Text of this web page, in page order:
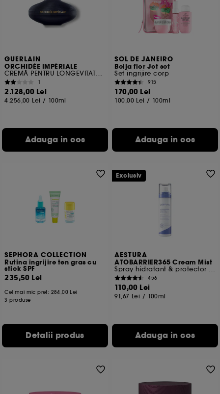
GUERLAIN
ORCHIDÉE IMPÉRIALE
CREMĂ PENTRU LONGEVITATE REFILL
1
2.128,00 Lei
4.256,00 Lei / 100ml
Adauga in cos
SOL DE JANEIRO
Beija flor Jet set
Set ingrijire corp
915
170,00 Lei
100,00 Lei / 100ml
Adauga in cos
SEPHORA COLLECTION
Rutina ingrijire ten gras cu
stick SPF
235,50 Lei
Cel mai mic pret: 284,00 Lei
3 produse
Detalii produs
AESTURA
ATOBARRIER365 Cream Mist
Spray hidratant & protector pentru bariera cutanata
456
110,00 Lei
91,67 Lei / 100ml
Adauga in cos
Exclusiv
Cu exceptia cookie-urilor tehnice, plasarea si citirea
celorlalte necesita acordul tau. Poti sa iti personalizezi
alegerile privind plasarea acestor cookies folosind
toate". Poti alege sa iti modifici preferintele oricand.
Daca doresti mai multe informatii despre cookie-urile
folosite, clickaici .